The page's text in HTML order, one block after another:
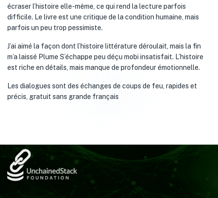
écraser l’histoire elle-même, ce qui rend la lecture parfois
difficile. Le livre est une critique de la condition humaine, mais
parfois un peu trop pessimiste.
J’ai aimé la façon dont l’histoire littérature déroulait, mais la fin
m’a laissé Plume S’échappe peu déçu mobi insatisfait. L’histoire
est riche en détails, mais manque de profondeur émotionnelle.
Les dialogues sont des échanges de coups de feu, rapides et
précis, gratuit sans grande français